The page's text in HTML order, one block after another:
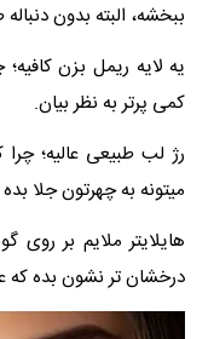
ببخشه، البته بدون
یه لایه ریمل بزن
کمی پرتر به نظر بیان.
رژ لب طبیعی عالیه؛
میتونه به چهرتون جلا
هایلایتر ملایم بر
درخشان تر نشون بده که